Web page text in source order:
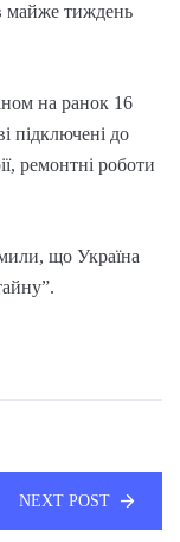
майже тиждень
на ранок 16
підключені до
ремонтні роботи
що Україна
NEXT POST